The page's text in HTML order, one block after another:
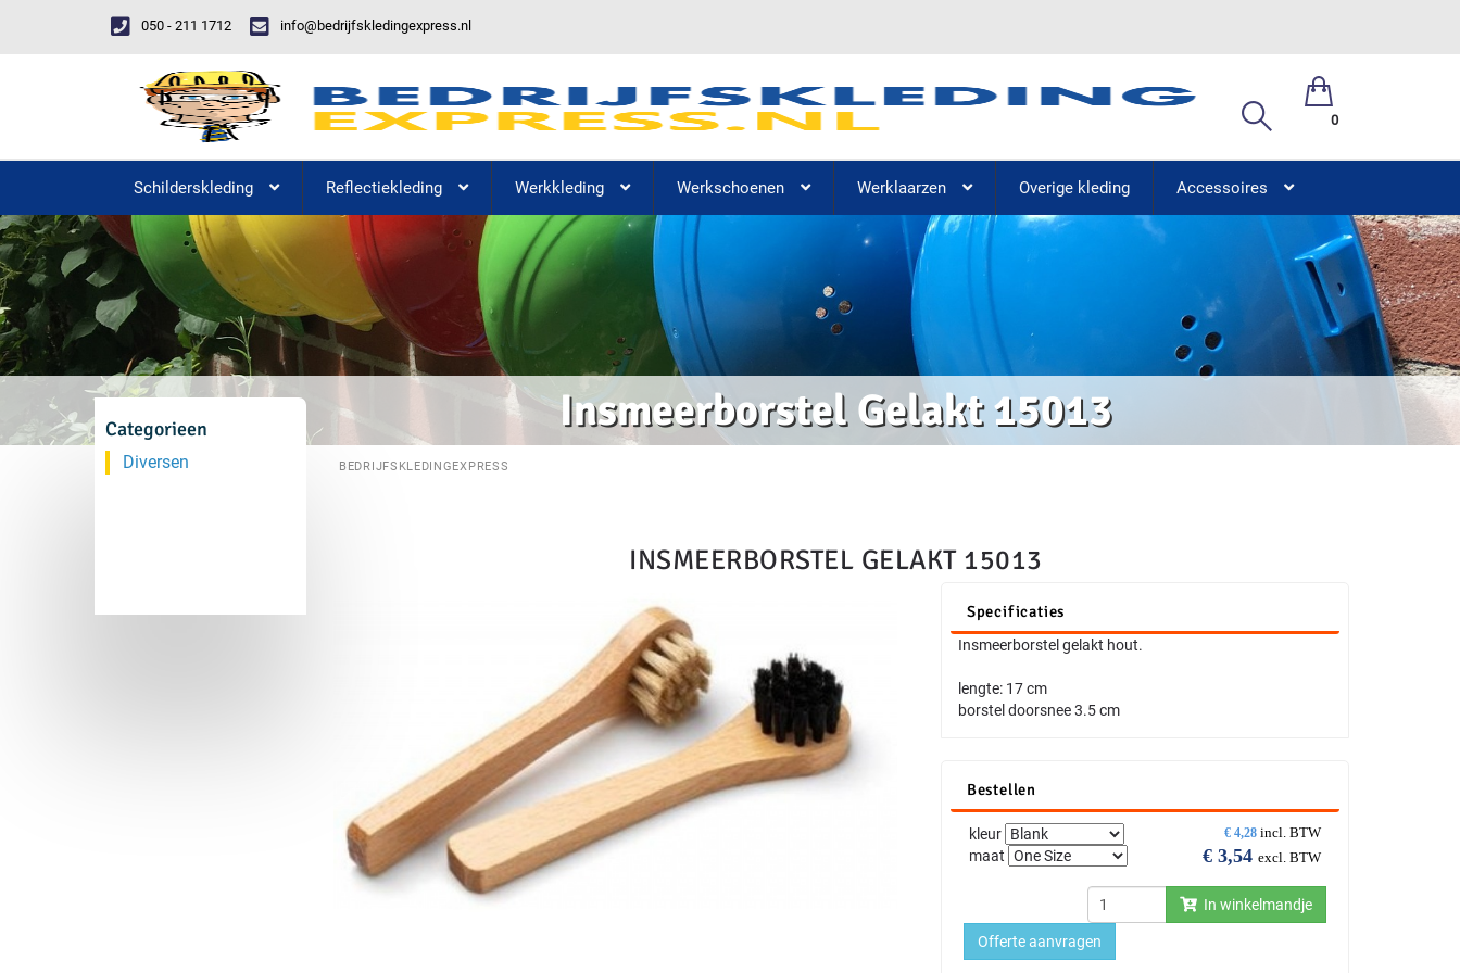
050 - 211 1712 info@bedrijfskledingexpress.nl
0
Schilderskleding Reflectiekleding Werkkleding Werkschoenen Werklaarzen Overige kleding Accessoires
Insmeerborstel Gelakt 15013
BEDRIJFSKLEDINGEXPRESS
INSMEERBORSTEL GELAKT 15013
Specificaties
Insmeerborstel gelakt hout.
lengte: 17 cm
borstel doorsnee 3.5 cm
Bestellen
€ 4,28 incl. BTW
€ 3,54 excl. BTW
kleur
maat
In winkelmandje
Offerte aanvragen
Categorieen
Diversen